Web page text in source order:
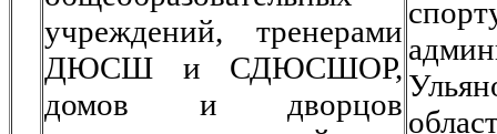
учреждений, тренерами
ДЮСШ и СДЮСШОР,
домов и дворцов